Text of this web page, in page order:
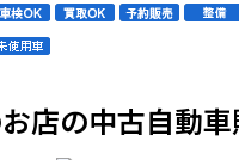
店の中古自動